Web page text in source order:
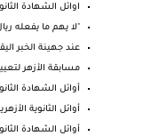
اوائل الشهادة
"لا يهم ما يفعله
عند جهينة الخبر
مسابقة الأزهر لتعيين المعلمين
أوائل الشهادة الثانوية
أوائل الثانوية
أوائل الشهادة